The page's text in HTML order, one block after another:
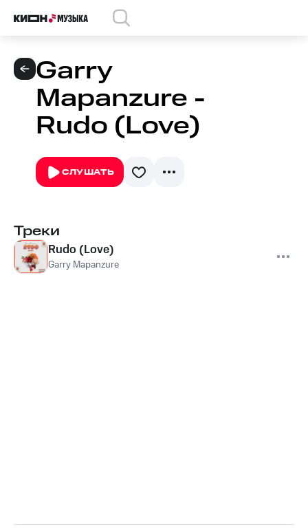
Garry
Mapanzure -
Rudo (Love)
СЛУШАТЬ
Треки
Rudo (Love)
Garry Mapanzure